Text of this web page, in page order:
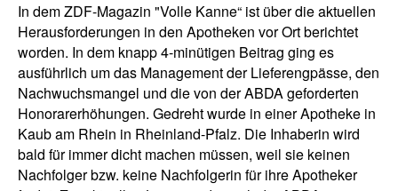
In dem ZDF-Magazin "Volle Kanne“ ist über die aktuellen
Herausforderungen in den Apotheken vor Ort berichtet
worden. In dem knapp 4-minütigen Beitrag ging es
ausführlich um das Management der Lieferengpässe, den
Nachwuchsmangel und die von der ABDA geforderten
Honorarerhöhungen. Gedreht wurde in einer Apotheke in
Kaub am Rhein in Rheinland-Pfalz. Die Inhaberin wird
bald für immer dicht machen müssen, weil sie keinen
Nachfolger bzw. keine Nachfolgerin für ihre Apotheker